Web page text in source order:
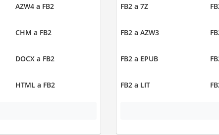
AZW4 a FB2
CHM a FB2
DOCX a FB2
HTML a FB2
FB2 a 7Z
FB2 a AZW3
FB2 a EPUB
FB2 a LIT